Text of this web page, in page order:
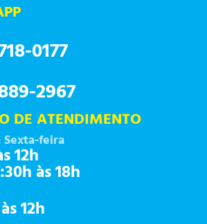
0177
2967
DE ATENDIMENTO
Sexta-feira
12h
às 18h
12h